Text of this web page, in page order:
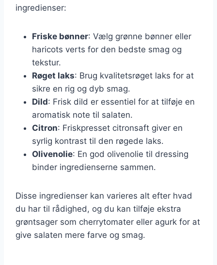
ingredienser:
Friske bønner: Vælg grønne bønner eller
haricots verts for den bedste smag og
tekstur.
Røget laks: Brug kvalitetsrøget laks for at
sikre en rig og dyb smag.
Dild: Frisk dild er essentiel for at tilføje en
aromatisk note til salaten.
Citron: Friskpresset citronsaft giver en
syrlig kontrast til den røgede laks.
Olivenolie: En god olivenolie til dressing
binder ingredienserne sammen.
Disse ingredienser kan varieres alt efter hvad
du har til rådighed, og du kan tilføje ekstra
grøntsager som cherrytomater eller agurk for at
give salaten mere farve og smag.